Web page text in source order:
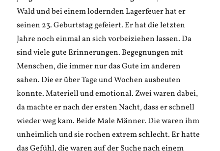
Wald und bei einem lodernden Lagerfeuer hat er
seinen 23. Geburtstag gefeiert. Er hat die letzten
Jahre noch einmal an sich vorbeiziehen lassen. Da
sind viele gute Erinnerungen. Begegnungen mit
Menschen, die immer nur das Gute im anderen
sahen. Die er über Tage und Wochen ausbeuten
konnte. Materiell und emotional. Zwei waren dabei,
da machte er nach der ersten Nacht, dass er schnell
wieder weg kam. Beide Male Männer. Die waren ihm
unheimlich und sie rochen extrem schlecht. Er hatte
das Gefühl, die waren auf der Suche nach einem